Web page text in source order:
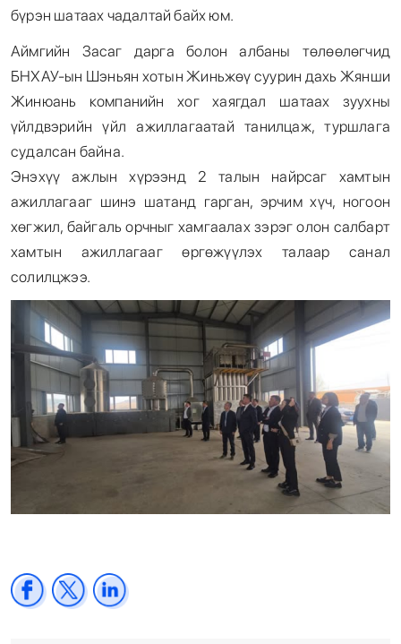
бүрэн шатаах чадалтай байх юм.
Аймгийн Засаг дарга болон албаны төлөөлөгчид
БНХАУ-ын Шэньян хотын Жиньжөү суурин дахь Жянши
Жинюань компанийн хог хаягдал шатаах зуухны
үйлдвэрийн үйл ажиллагаатай танилцаж, туршлага
судалсан байна.
Энэхүү ажлын хүрээнд 2 талын найрсаг хамтын
ажиллагааг шинэ шатанд гарган, эрчим хүч, ногоон
хөгжил, байгаль орчныг хамгаалах зэрэг олон салбарт
хамтын ажиллагааг өргөжүүлэх талаар санал
солилцжээ.